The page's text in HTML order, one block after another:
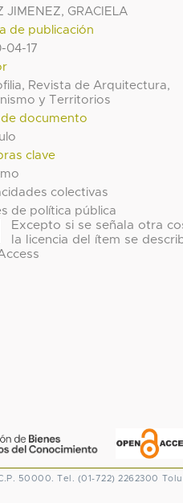
JIMENEZ, GRACIELA
de publicación
04-17
Revista de Arquitectura,
y Territorios
documento
clave
colectivas
de política pública
Excepto si se señala otra
la licencia del ítem se
50000. Tel. (01-722) 2262300